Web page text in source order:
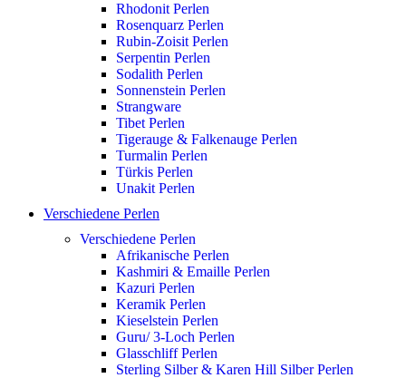
Rhodonit Perlen
Rosenquarz Perlen
Rubin-Zoisit Perlen
Serpentin Perlen
Sodalith Perlen
Sonnenstein Perlen
Strangware
Tibet Perlen
Tigerauge & Falkenauge Perlen
Turmalin Perlen
Türkis Perlen
Unakit Perlen
Verschiedene Perlen
Verschiedene Perlen
Afrikanische Perlen
Kashmiri & Emaille Perlen
Kazuri Perlen
Keramik Perlen
Kieselstein Perlen
Guru/ 3-Loch Perlen
Glasschliff Perlen
Sterling Silber & Karen Hill Silber Perlen